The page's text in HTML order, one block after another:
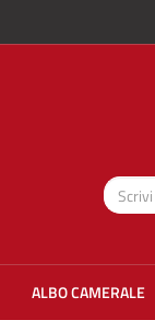
ALBO CAMERALE